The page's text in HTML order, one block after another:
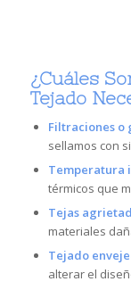
¿Cuáles
Tejado
Filtraciones o
sellamos con
Temperatura
térmicos que
Tejas
materiales
Tejado
alterar el